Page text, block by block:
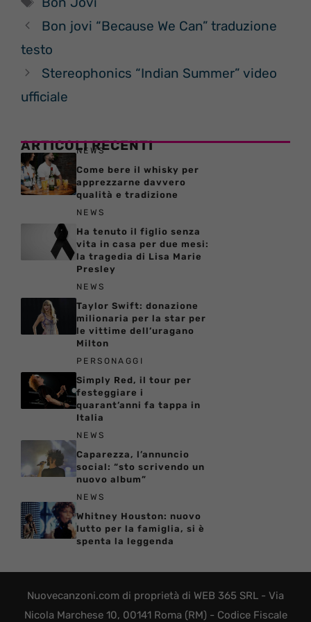
Bon jovi “Because We Can” traduzione
testo
Stereophonics “Indian Summer” video
ufficiale
ARTICOLI RECENTI
NEWS
Come bere il whisky per
apprezzarne davvero
qualità e tradizione
NEWS
Ha tenuto il figlio senza
vita in casa per due mesi:
la tragedia di Lisa Marie
Presley
NEWS
Taylor Swift: donazione
milionaria per la star per
le vittime dell’uragano
Milton
PERSONAGGI
Simply Red, il tour per
festeggiare i
quarant’anni fa tappa in
Italia
NEWS
Caparezza, l’annuncio
social: “sto scrivendo un
nuovo album”
NEWS
Whitney Houston: nuovo
lutto per la famiglia, si è
spenta la leggenda
Nuovecanzoni.com di proprietà di WEB 365 SRL - Via
Nicola Marchese 10, 00141 Roma (RM) - Codice Fiscale